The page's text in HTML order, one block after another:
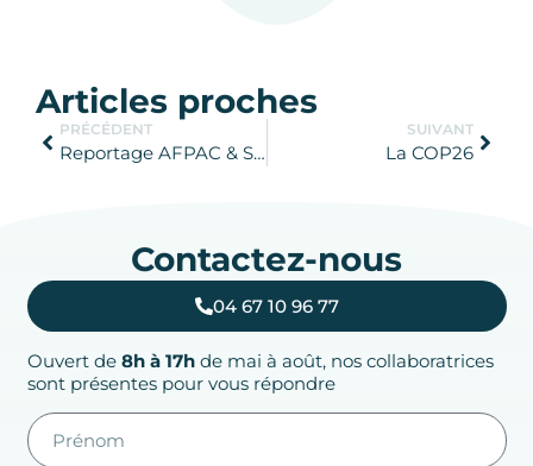
Articles proches
PRÉCÉDENT
Reportage AFPAC & SYNASAV : le métier de maintenance des pompes à chaleur
SUIVANT
La COP26
Contactez-nous
04 67 10 96 77
Ouvert de 8h à 17hde mai à août, nos collaboratrices
sont présentes pour vous répondre